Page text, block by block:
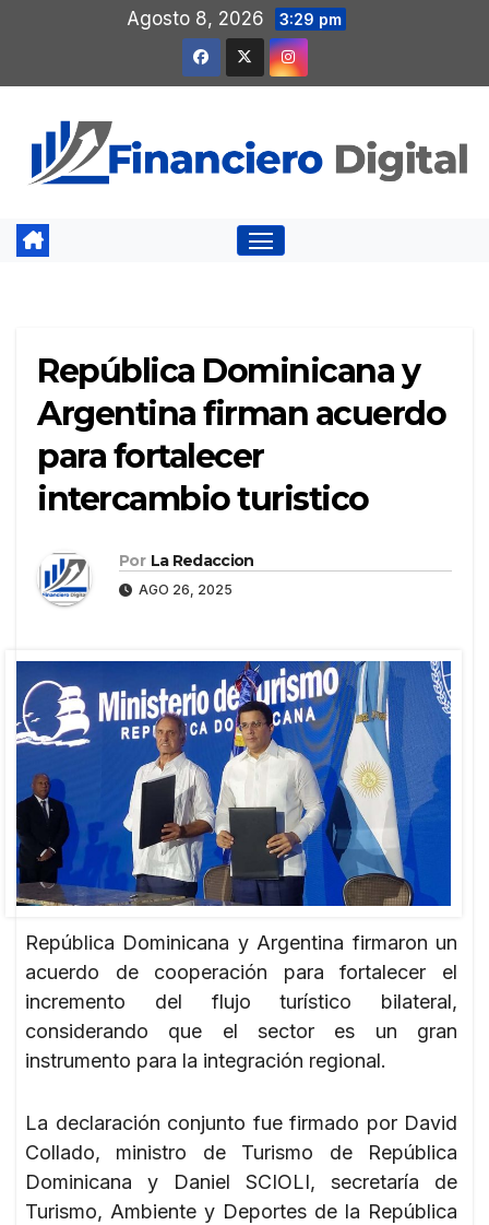
contenido
Agosto 8, 2026 3:29 pm
República Dominicana y
Argentina firman acuerdo
para fortalecer
intercambio turistico
Por La Redaccion
AGO 26, 2025
República Dominicana y Argentina firmaron un
acuerdo de cooperación para fortalecer el
incremento del flujo turístico bilateral,
considerando que el sector es un gran
instrumento para la integración regional.
La declaración conjunto fue firmado por David
Collado, ministro de Turismo de República
Dominicana y Daniel SCIOLI, secretaría de
Turismo, Ambiente y Deportes de la República